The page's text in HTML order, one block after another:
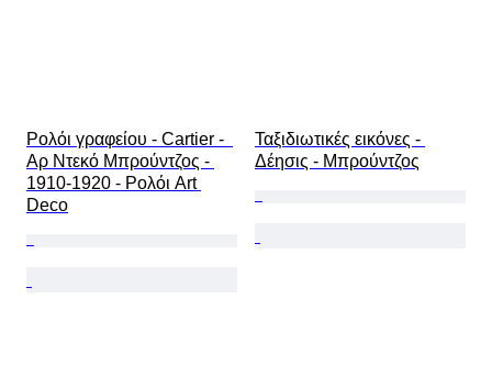
Ρολόι γραφείου - Cartier -
Αρ Ντεκό Μπρούντζος -
1910-1920 - Ρολόι Art
Deco
Ταξιδιωτικές εικόνες -
Δέησις - Μπρούντζος